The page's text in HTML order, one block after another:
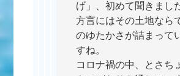
げ」、初めて聞きまし
方言にはその土地なら
のゆたかさが詰まって
すね。
コロナ禍の中、とさち